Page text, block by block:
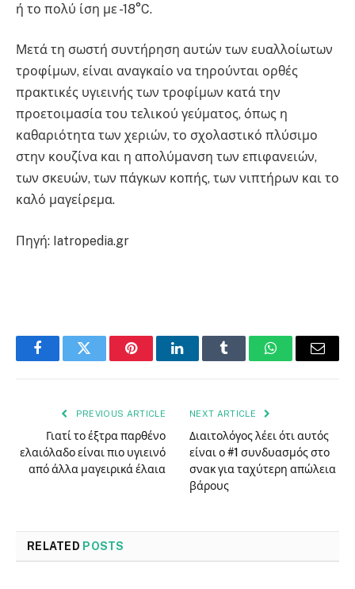
ή το πολύ ίση με -18°C.
Μετά τη σωστή συντήρηση αυτών των ευαλλοίωτων
τροφίμων, είναι αναγκαίο να τηρούνται ορθές
πρακτικές υγιεινής των τροφίμων κατά την
προετοιμασία του τελικού γεύματος, όπως η
καθαριότητα των χεριών, το σχολαστικό πλύσιμο
στην κουζίνα και η απολύμανση των επιφανειών,
των σκευών, των πάγκων κοπής, των νιπτήρων και το
καλό μαγείρεμα.
Πηγή: Iatropedia.gr
FacebookTwitter PinterestLinkedInTumblr WhatsAppEmail
PREVIOUS ARTICLE
Γιατί το έξτρα παρθένο
ελαιόλαδο είναι πιο υγιεινό
από άλλα μαγειρικά έλαια
NEXT ARTICLE
Διαιτολόγος λέει ότι αυτός
είναι ο #1 συνδυασμός στο
σνακ για ταχύτερη απώλεια
βάρους
RELATED POSTS